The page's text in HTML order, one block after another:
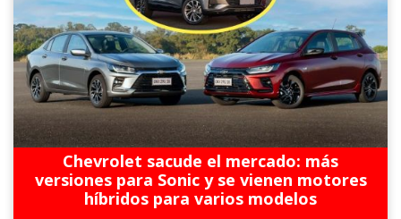
Chevrolet sacude el mercado: más
versiones para Sonic y se vienen motores
híbridos para varios modelos